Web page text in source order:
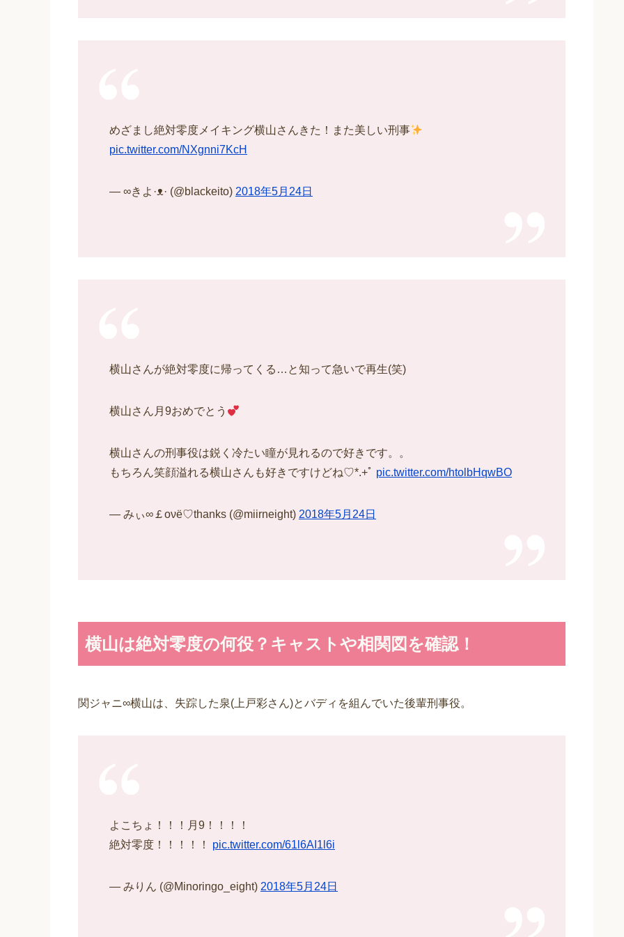
めざまし絶対零度メイキング横山さんきた！また美しい刑事
pic.twitter.com/NXgnni7KcH
— ∞きよ·ᴥ· (@blackeito) 2018年5月24日
横山さんが絶対零度に帰ってくる…と知って急いで再生(笑)
横山さん月9おめでとう
横山さんの刑事役は鋭く冷たい瞳が見れるので好きです。。
もちろん笑顔溢れる横山さんも好きですけどね♡*.+ﾟ pic.twitter.com/htolbHqwBO
— みぃ∞￡ονё♡thanks (@miirneight) 2018年5月24日
横山は絶対零度の何役？キャストや相関図を確認！
関ジャニ∞横山は、失踪した泉(上戸彩さん)とバディを組んでいた後輩刑事役。
よこちょ！！！月9！！！！
絶対零度！！！！！ pic.twitter.com/61l6AI1l6i
— みりん (@Minoringo_eight) 2018年5月24日